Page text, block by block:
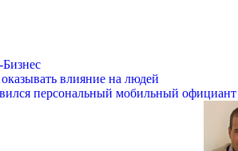
влияние на людей
персональный мобильный официант